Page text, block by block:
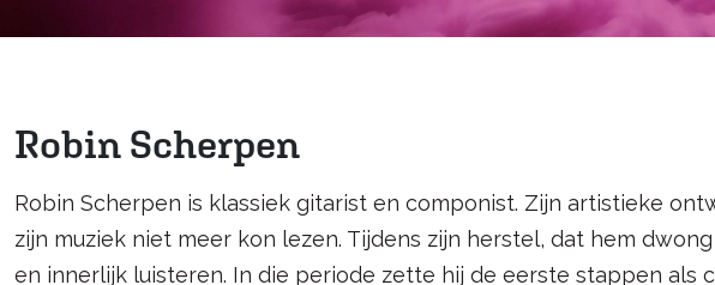
Robin Scherpen
Robin Scherpen is klassiek gitarist en componist. Zijn artistieke
zijn muziek niet meer kon lezen. Tijdens zijn herstel, dat hem
en innerlijk luisteren. In die periode zette hij de eerste stappen als